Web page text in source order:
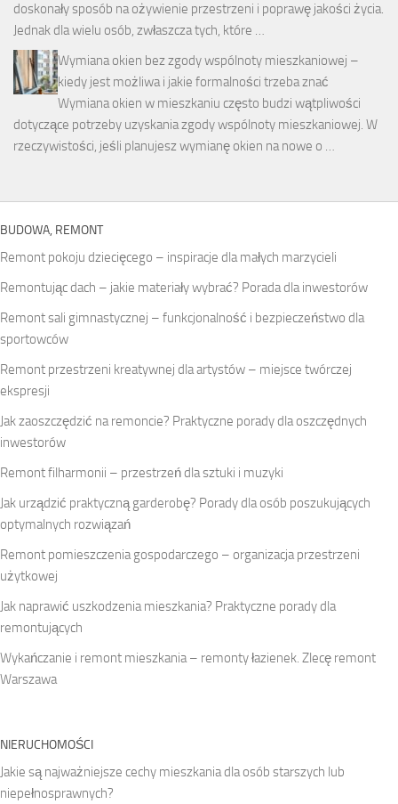
doskonały sposób na ożywienie przestrzeni i poprawę jakości życia.
Jednak dla wielu osób, zwłaszcza tych, które …
Wymiana okien bez zgody wspólnoty mieszkaniowej –
kiedy jest możliwa i jakie formalności trzeba znać
Wymiana okien w mieszkaniu często budzi wątpliwości
dotyczące potrzeby uzyskania zgody wspólnoty mieszkaniowej. W
rzeczywistości, jeśli planujesz wymianę okien na nowe o …
BUDOWA, REMONT
Remont pokoju dziecięcego – inspiracje dla małych marzycieli
Remontując dach – jakie materiały wybrać? Porada dla inwestorów
Remont sali gimnastycznej – funkcjonalność i bezpieczeństwo dla
sportowców
Remont przestrzeni kreatywnej dla artystów – miejsce twórczej
ekspresji
Jak zaoszczędzić na remoncie? Praktyczne porady dla oszczędnych
inwestorów
Remont filharmonii – przestrzeń dla sztuki i muzyki
Jak urządzić praktyczną garderobę? Porady dla osób poszukujących
optymalnych rozwiązań
Remont pomieszczenia gospodarczego – organizacja przestrzeni
użytkowej
Jak naprawić uszkodzenia mieszkania? Praktyczne porady dla
remontujących
Wykańczanie i remont mieszkania – remonty łazienek. Zlecę remont
Warszawa
NIERUCHOMOŚCI
Jakie są najważniejsze cechy mieszkania dla osób starszych lub
niepełnosprawnych?